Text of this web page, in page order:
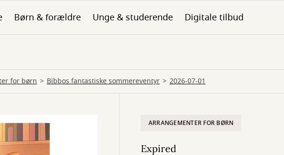
Børn & forældre Unge & studerende Digitale tilbud
for børn Bibbos fantastiske sommereventyr 2026-07-01
ARRANGEMENTER FOR BØRN
Expired